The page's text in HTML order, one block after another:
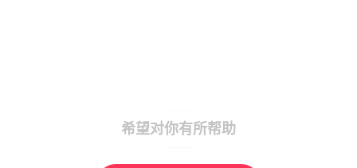
希望对你有所帮助